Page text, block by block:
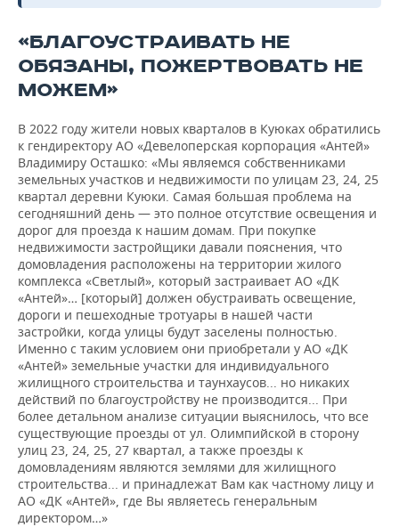
«БЛАГОУСТРАИВАТЬ НЕ
ОБЯЗАНЫ, ПОЖЕРТВОВАТЬ НЕ
МОЖЕМ»
В 2022 году жители новых кварталов в Куюках обратились
к гендиректору АО «Девелоперская корпорация «Антей»
Владимиру Осташко: «Мы являемся собственниками
земельных участков и недвижимости по улицам 23, 24, 25
квартал деревни Куюки. Самая большая проблема на
сегодняшний день — это полное отсутствие освещения и
дорог для проезда к нашим домам. При покупке
недвижимости застройщики давали пояснения, что
домовладения расположены на территории жилого
комплекса «Светлый», который застраивает АО «ДК
«Антей»… [который] должен обустраивать освещение,
дороги и пешеходные тротуары в нашей части
застройки, когда улицы будут заселены полностью.
Именно с таким условием они приобретали у АО «ДК
«Антей» земельные участки для индивидуального
жилищного строительства и таунхаусов... но никаких
действий по благоустройству не производится... При
более детальном анализе ситуации выяснилось, что все
существующие проезды от ул. Олимпийской в сторону
улиц 23, 24, 25, 27 квартал, а также проезды к
домовладениям являются землями для жилищного
строительства... и принадлежат Вам как частному лицу и
АО «ДК «Антей», где Вы являетесь генеральным
директором…»